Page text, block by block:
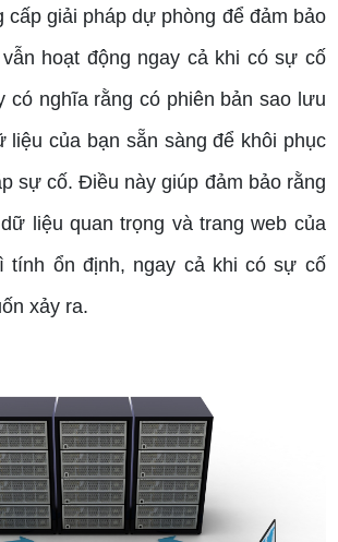
giải pháp dự phòng để đảm bảo
hoạt động ngay cả khi có sự cố
có nghĩa rằng có phiên bản sao lưu
liệu của bạn sẵn sàng để khôi phục
sự cố. Điều này giúp đảm bảo rằng
liệu quan trọng và trang web của
tính ổn định, ngay cả khi có sự cố
xảy ra.